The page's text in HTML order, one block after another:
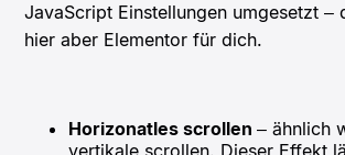
JavaScript Einstellungen umgesetzt –
hier aber Elementor für dich.
Horizonatles scrollen– ähnlich